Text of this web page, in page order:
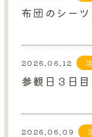
布団のシーツ
2026.06.12
参観日３日目
2026.06.09